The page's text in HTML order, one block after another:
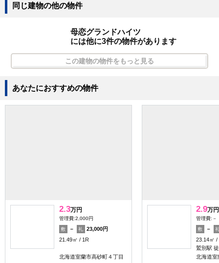
同じ建物の他の物件
母恋グランドハイツ
には他に3件の物件があります
この建物の物件をもっと見る
あなたにおすすめの物件
2.3万円
管理費:2,000円
敷 － 礼
23,000円
21.49㎡
1R
北海道室蘭市高砂町４丁目
2.9万円
管理費:－
敷 －
23.14㎡
鷲別駅
北海道室